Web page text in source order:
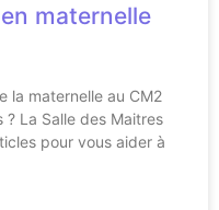
maternelle
la maternelle au CM2
La Salle des Maitres
pour vous aider à